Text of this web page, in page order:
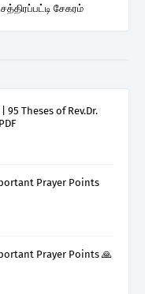
சேகரம்
Theses of Rev.Dr.
Prayer Points
Prayer Points 🙏